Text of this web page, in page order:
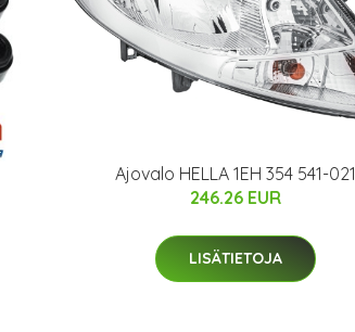
Ajovalo HELLA 1EH 354 541-021
246.26 EUR
LISÄTIETOJA